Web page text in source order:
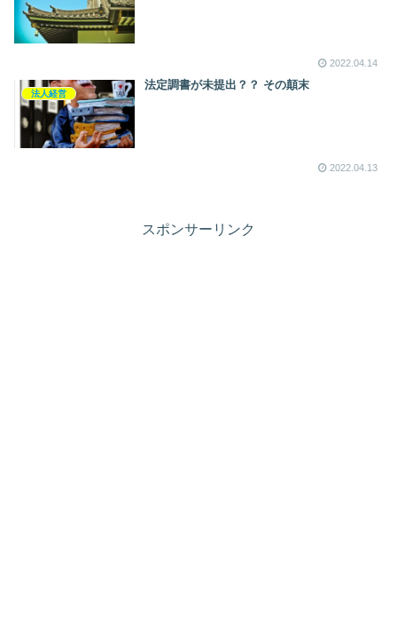
2022.04.14
法人経営
法定調書が未提出？？ その顛末
2022.04.13
スポンサーリンク